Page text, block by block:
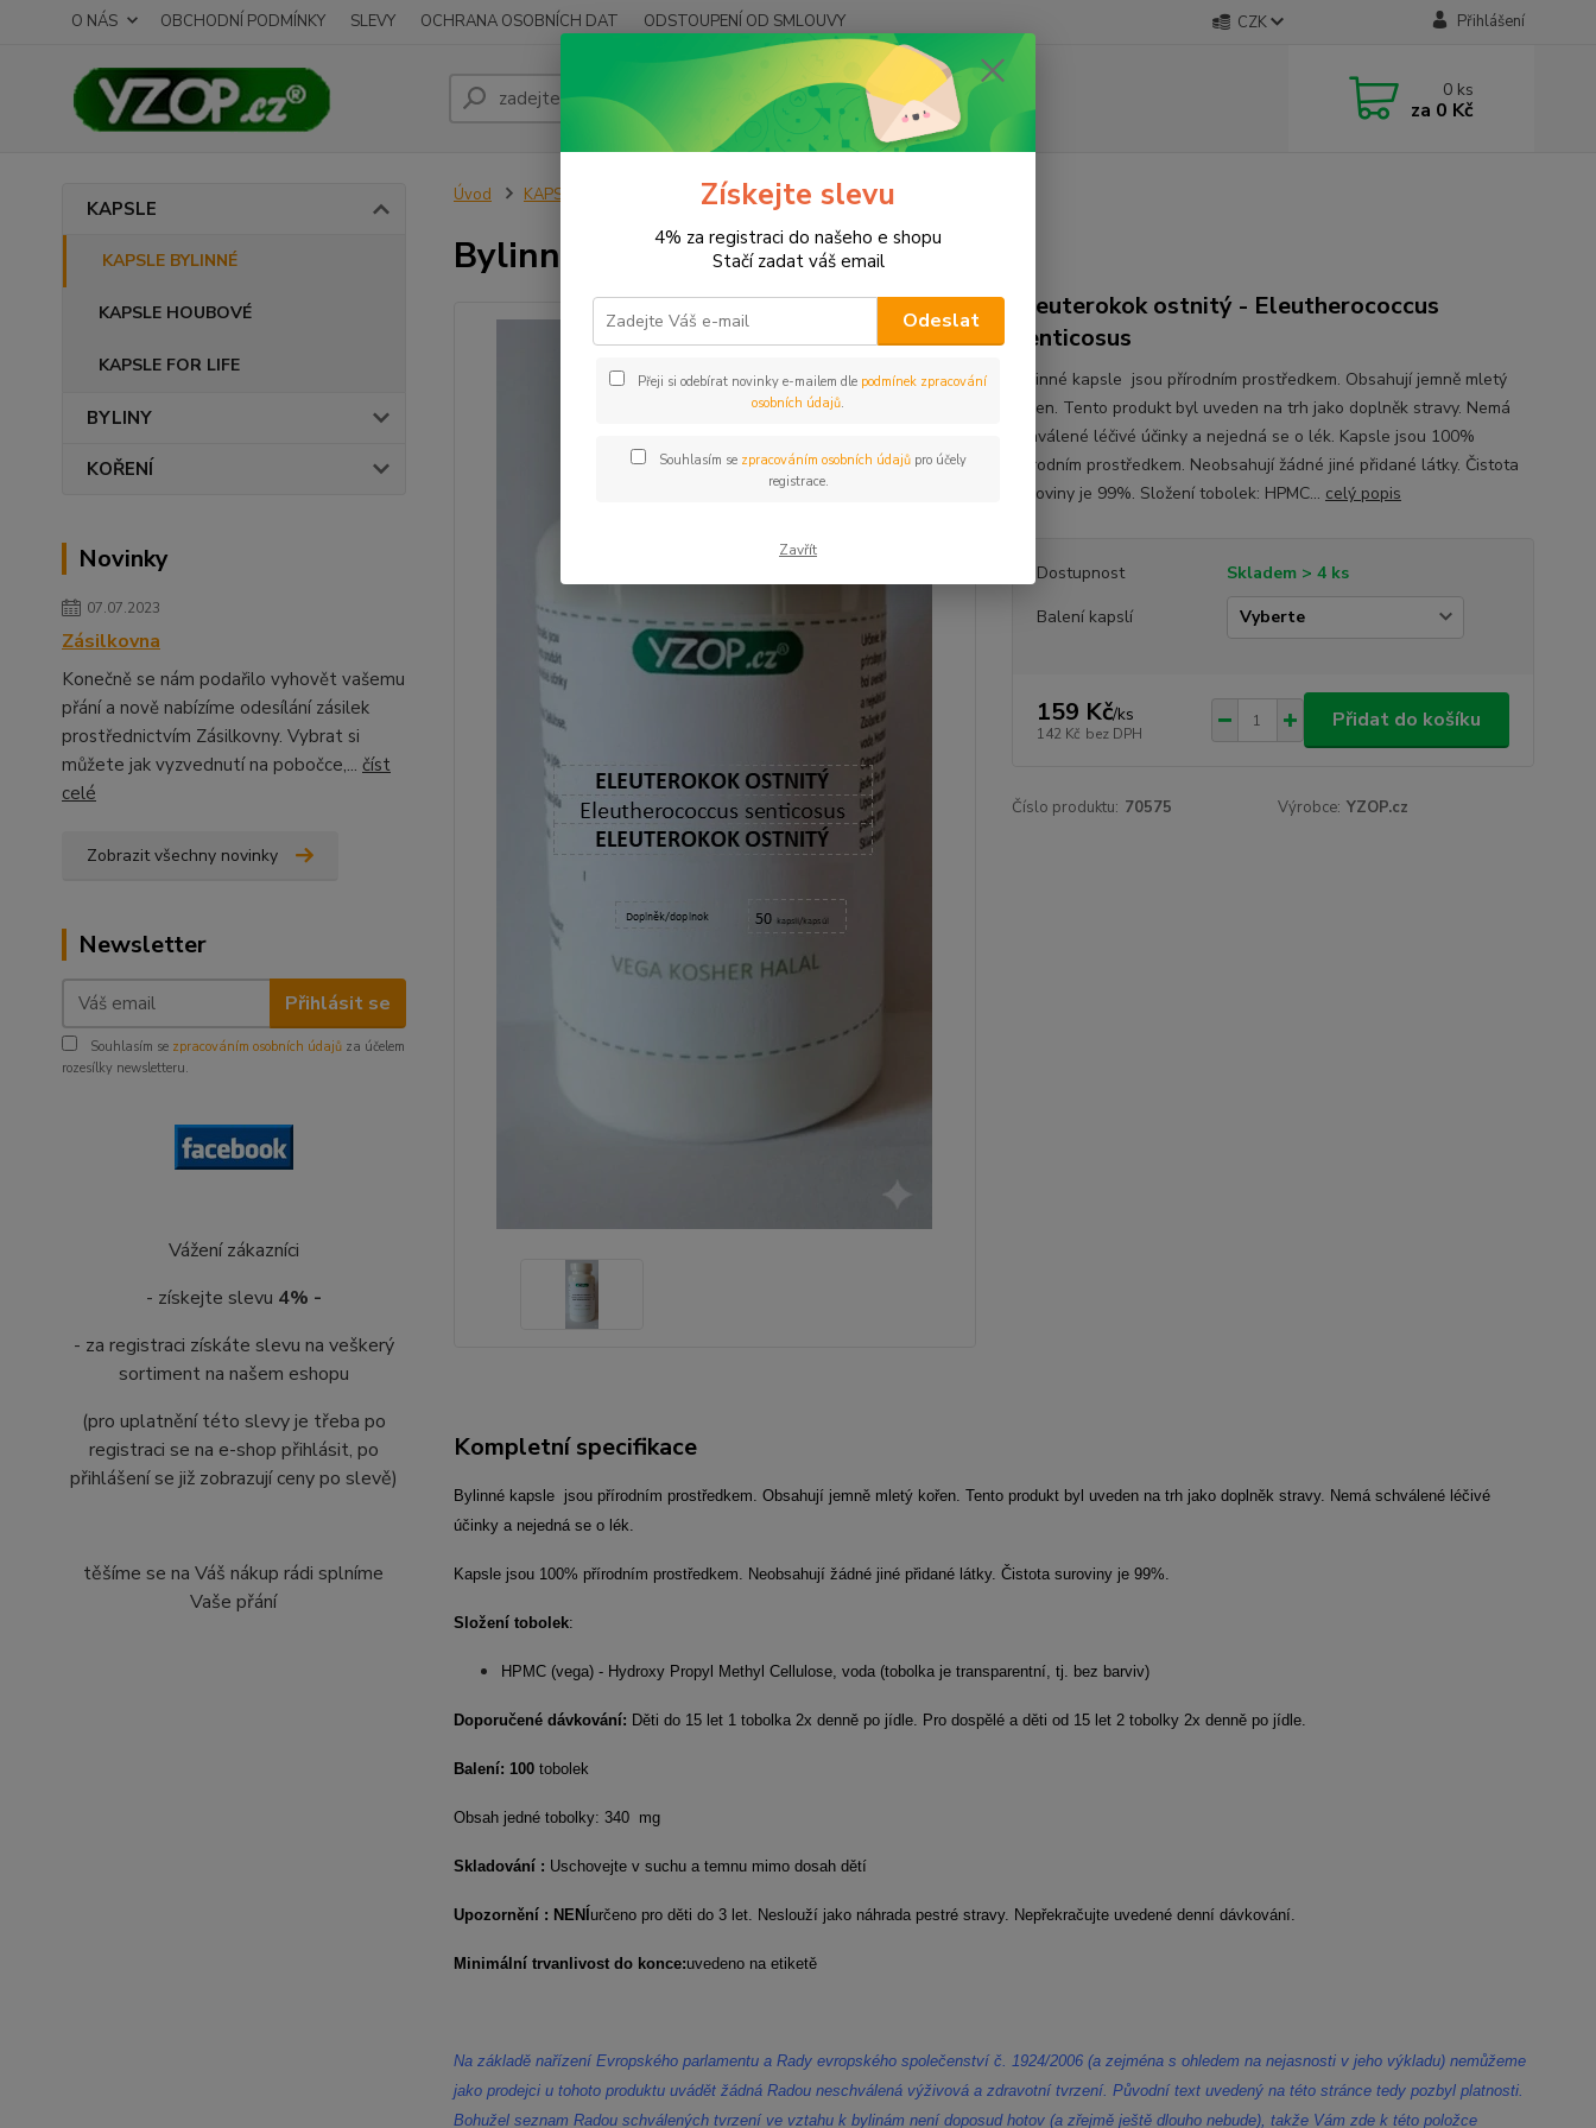
O NÁS OBCHODNÍ PODMÍNKY SLEVY OCHRANA OSOBNÍCH DAT ODSTOUPENÍ OD SMLOUVY CZK Přihlášení
Hledat 0 ks
za 0 Kč
KAPSLE
KAPSLE BYLINNÉ
KAPSLE HOUBOVÉ
KAPSLE FOR LIFE
BYLINY
KOŘENÍ
Novinky
07.07.2023
Zásilkovna
Konečně se nám podařilo vyhovět vašemu
přání a nově nabízíme odesílání zásilek
prostřednictvím Zásilkovny. Vybrat si
můžete jak vyzvednutí na pobočce,... číst
celé
Zobrazit všechny novinky
Newsletter
Přihlásit se
Souhlasím se zpracováním osobních údajů za účelem
rozesílky newsletteru.
Vážení zákazníci
- získejte slevu 4% -
- za registraci získáte slevu na veškerý
sortiment na našem eshopu
(pro uplatnění této slevy je třeba po
registraci se na e-shop přihlásit, po
přihlášení se již zobrazují ceny po slevě)
těšíme se na Váš nákup rádi splníme
Vaše přání
Úvod KAPSLE KAPSLE BYLINNÉ Bylinné kapsle Eleuterokok ostnitý
Bylinné kapsle Eleuterokok ostnitý
Eleuterokok ostnitý - Eleutherococcus
Senticosus
Bylinné kapsle jsou přírodním prostředkem. Obsahují jemně mletý
kořen. Tento produkt byl uveden na trh jako doplněk stravy. Nemá
schválené léčivé účinky a nejedná se o lék. Kapsle jsou 100%
přírodním prostředkem. Neobsahují žádné jiné přidané látky. Čistota
suroviny je 99%. Složení tobolek: HPMC... celý popis
Dostupnost
Skladem > 4 ks
Balení kapslí
159 Kč/ks
142 Kč bez DPH
Přidat do košíku
Číslo produktu: 70575 Výrobce: YZOP.cz
Kompletní specifikace
Bylinné kapsle jsou přírodním prostředkem. Obsahují jemně mletý kořen. Tento produkt byl uveden na trh jako doplněk stravy. Nemá schválené léčivé
účinky a nejedná se o lék.
Kapsle jsou 100% přírodním prostředkem. Neobsahují žádné jiné přidané látky. Čistota suroviny je 99%.
Složení tobolek:
HPMC (vega) - Hydroxy Propyl Methyl Cellulose, voda (tobolka je transparentní, tj. bez barviv)
Doporučené dávkování: Děti do 15 let 1 tobolka 2x denně po jídle. Pro dospělé a děti od 15 let 2 tobolky 2x denně po jídle.
Balení: 100 tobolek
Obsah jedné tobolky: 340 mg
Skladování : Uschovejte v suchu a temnu mimo dosah dětí
Upozornění : NENÍ určeno pro děti do 3 let. Neslouží jako náhrada pestré stravy. Nepřekračujte uvedené denní dávkování.
Minimální trvanlivost do konce:uvedeno na etiketě
Na základě nařízení Evropského parlamentu a Rady evropského společenství č. 1924/2006 (a zejména s ohledem na nejasnosti v jeho výkladu) nemůžeme
jako prodejci u tohoto produktu uvádět žádná Radou neschválená výživová a zdravotní tvrzení. Původní text uvedený na této stránce tedy pozbyl platnosti.
Bohužel seznam Radou schválených tvrzení ve vztahu k bylinám není doposud hotov (a zřejmě ještě dlouho nebude), takže Vám zde k této položce
Získejte slevu
4% za registraci do našeho e shopu
Stačí zadat váš email
Odeslat
Přeji si odebírat novinky e-mailem dle podmínek zpracování
osobních údajů.
Souhlasím se zpracováním osobních údajůpro účely
registrace.
Zavřít